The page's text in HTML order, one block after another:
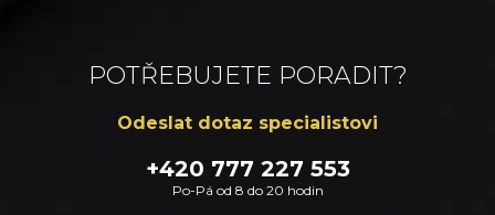
POTŘEBUJETE PORADIT?
Odeslat dotaz specialistovi
+420 777 227 553
Po-Pá od 8 do 20 hodin